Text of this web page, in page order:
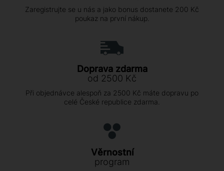
Zaregistrujte se u nás a jako bonus dostanete 200 Kč
poukaz na první nákup.
Doprava zdarma
od 2500 Kč
Při objednávce alespoň za 2500 Kč máte dopravu po
celé České republice zdarma.
Věrnostní
program